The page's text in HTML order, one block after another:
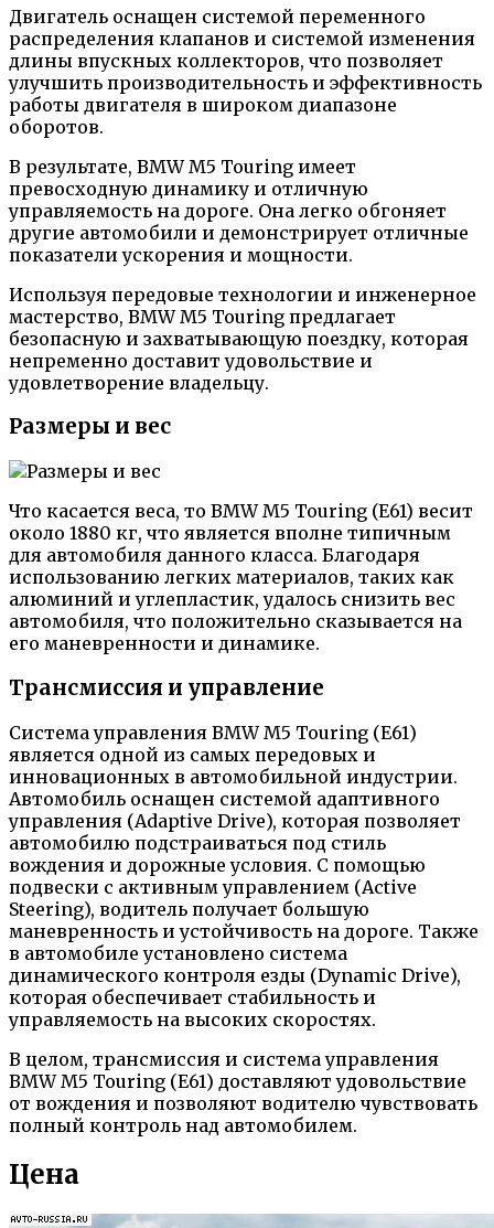
Двигатель оснащен системой переменного
распределения клапанов и системой изменения
длины впускных коллекторов, что позволяет
улучшить производительность и эффективность
работы двигателя в широком диапазоне
оборотов.
В результате, BMW M5 Touring имеет
превосходную динамику и отличную
управляемость на дороге. Она легко обгоняет
другие автомобили и демонстрирует отличные
показатели ускорения и мощности.
Используя передовые технологии и инженерное
мастерство, BMW M5 Touring предлагает
безопасную и захватывающую поездку, которая
непременно доставит удовольствие и
удовлетворение владельцу.
Размеры и вес
Что касается веса, то BMW M5 Touring (E61) весит
около 1880 кг, что является вполне типичным
для автомобиля данного класса. Благодаря
использованию легких материалов, таких как
алюминий и углепластик, удалось снизить вес
автомобиля, что положительно сказывается на
его маневренности и динамике.
Трансмиссия и управление
Система управления BMW M5 Touring (Е61)
является одной из самых передовых и
инновационных в автомобильной индустрии.
Автомобиль оснащен системой адаптивного
управления (Adaptive Drive), которая позволяет
автомобилю подстраиваться под стиль
вождения и дорожные условия. С помощью
подвески с активным управлением (Active
Steering), водитель получает большую
маневренность и устойчивость на дороге. Также
в автомобиле установлено система
динамического контроля езды (Dynamic Drive),
которая обеспечивает стабильность и
управляемость на высоких скоростях.
В целом, трансмиссия и система управления
BMW M5 Touring (Е61) доставляют удовольствие
от вождения и позволяют водителю чувствовать
полный контроль над автомобилем.
Цена